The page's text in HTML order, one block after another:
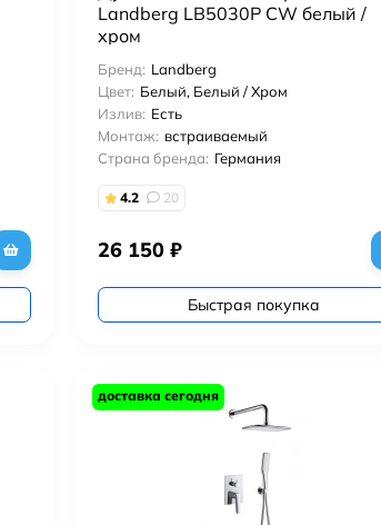
Landberg LB5030P CW белый /
хром
Бренд: Landberg
Цвет: Белый, Белый / Хром
Излив: Есть
Монтаж: встраиваемый
Страна бренда: Германия
4.2 20
26 150 ₽
Быстрая покупка
доставка сегодня